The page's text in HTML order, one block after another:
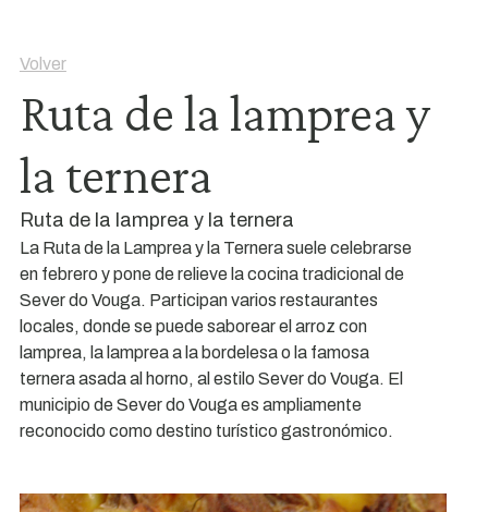
Volver
Ruta de la lamprea y
la ternera
Ruta de la lamprea y la ternera
La Ruta de la Lamprea y la Ternera suele celebrarse
en febrero y pone de relieve la cocina tradicional de
Sever do Vouga. Participan varios restaurantes
locales, donde se puede saborear el arroz con
lamprea, la lamprea a la bordelesa o la famosa
ternera asada al horno, al estilo Sever do Vouga. El
municipio de Sever do Vouga es ampliamente
reconocido como destino turístico gastronómico.